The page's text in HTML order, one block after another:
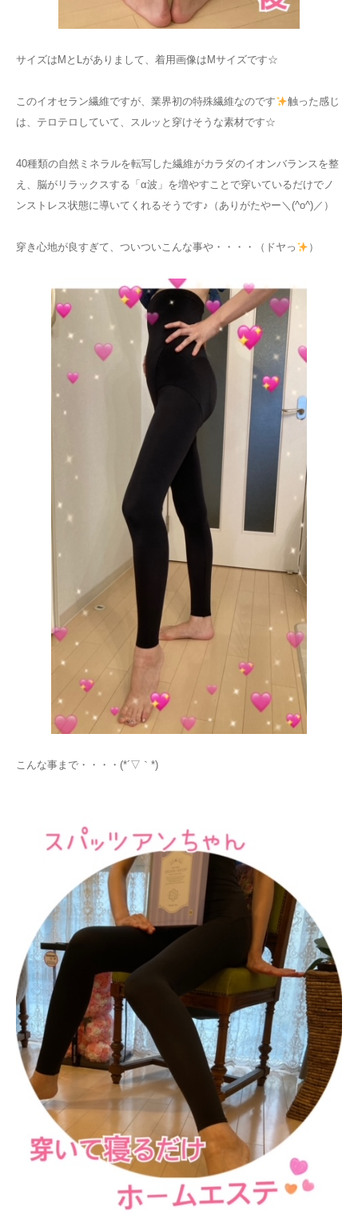
サイズはMとLがありまして、着用画像はMサイズです☆
このイオセラン繊維ですが、業界初の特殊繊維なのです
触った感じ
は、テロテロしていて、スルッと穿けそうな素材です☆
40種類の自然ミネラルを転写した繊維がカラダのイオンバランスを整
え、脳がリラックスする「α波」を増やすことで穿いているだけでノ
ンストレス状態に導いてくれるそうです♪（ありがたやー＼(^o^)／）
穿き心地が良すぎて、ついついこんな事や・・・・（ドヤっ ）
こんな事まで・・・・(*´▽｀*)